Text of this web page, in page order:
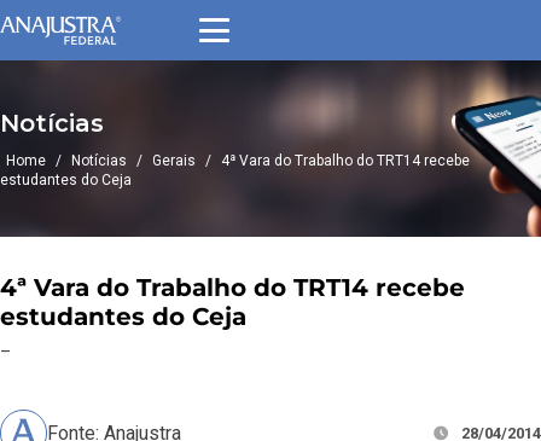
Notícias
Home / Notícias / Gerais /
4ª Vara do Trabalho do TRT14 recebe
estudantes do Ceja
4ª Vara do Trabalho do TRT14 recebe
estudantes do Ceja
–
Fonte: Anajustra 28/04/2014